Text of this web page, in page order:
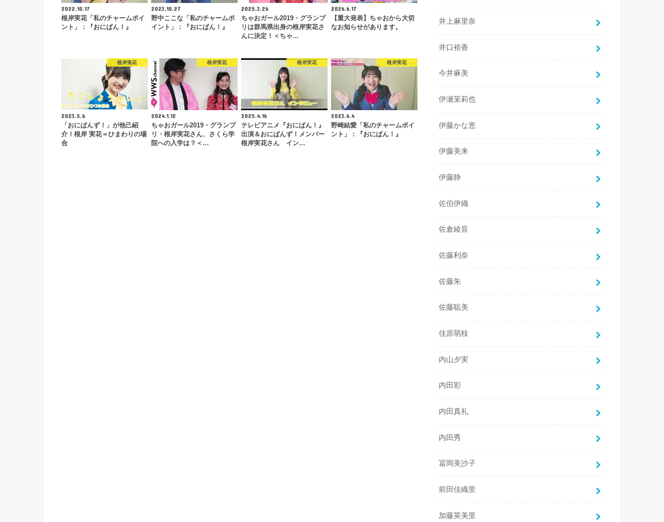
2022.10.17
根岸実花「私のチャームポイ
ント」：『おにぱん！』
2023.10.27
野中ここな「私のチャームポ
イント」：『おにぱん！』
2025.3.26
ちゃおガール2019・グランプ
リは群馬県出身の根岸実花さ
んに決定！＜ちゃ…
2026.6.17
【重大発表】ちゃおから大切
なお知らせがあります。
根岸実花
2023.5.6
「おにぱんず！」が他己紹
介！根岸 実花＝ひまわりの場
合
根岸実花
2024.1.12
ちゃおガール2019・グランプ
リ・根岸実花さん、さくら学
院への入学は？＜…
根岸実花
2025.4.16
テレビアニメ『おにぱん！』
出演＆おにぱんず！メンバー
根岸実花さん イン…
根岸実花
2023.6.4
野崎結愛「私のチャームポイ
ント」：『おにぱん！』
井上麻里奈
井口裕香
今井麻美
伊瀬茉莉也
伊藤かな恵
伊藤美来
伊藤静
佐伯伊織
佐倉綾音
佐藤利奈
佐藤朱
佐藤聡美
佳原萌枝
内山夕実
内田彩
内田真礼
内田秀
冨岡美沙子
前田佳織里
加藤英美里